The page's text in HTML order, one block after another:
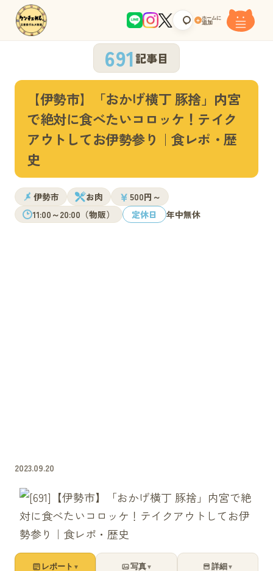
+ ホームに
追加
691記事目
【伊勢市】「おかげ横丁 豚捨」内宮
で絶対に食べたいコロッケ！テイク
アウトしてお伊勢参り｜食レポ・歴
史
伊勢市 お肉 ￥ 500円～
11:00～20:00（物販）
定休日 年中無休
2023.09.20
レポート ▼ 写真▼ 詳細 ▼